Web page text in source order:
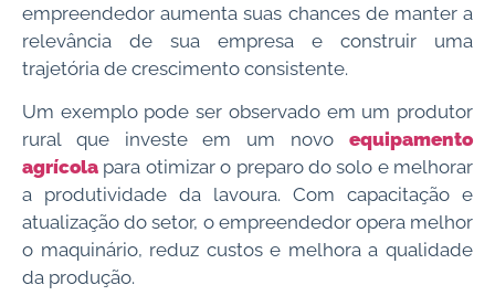
empreendedor aumenta suas chances de manter a
relevância de sua empresa e construir uma
trajetória de crescimento consistente.
Um exemplo pode ser observado em um produtor
rural que investe em um novo equipamento
agrícola para otimizar o preparo do solo e melhorar
a produtividade da lavoura. Com capacitação e
atualização do setor, o empreendedor opera melhor
o maquinário, reduz custos e melhora a qualidade
da produção.